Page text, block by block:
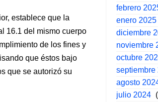
establece que la
16.1 del mismo cuerpo
de los fines y
que éstos bajo
que se autorizó su
febrero
enero 2025
diciembre
noviembre
octubre
septiembre
agosto
julio 2024